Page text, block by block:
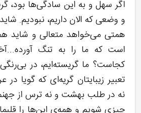
اگر سهل و به این سادگی‌ها بود،
و وضعی که الان داریم، نبودیم.
همتی می‌خواهد متعالی و
است که ما را به تنگ
کجاست؟ ما گریسته‌ایم، در
تعبیر زیبایتان گریه‌‌ای که گویا
نه در طلب بهشت و نه ترس از
چیزی شویم و همه‌ی این‌ها را